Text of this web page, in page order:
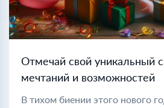
Отмечай свой уникальный
мечтаний и возможностей
В тихом биении этого нового